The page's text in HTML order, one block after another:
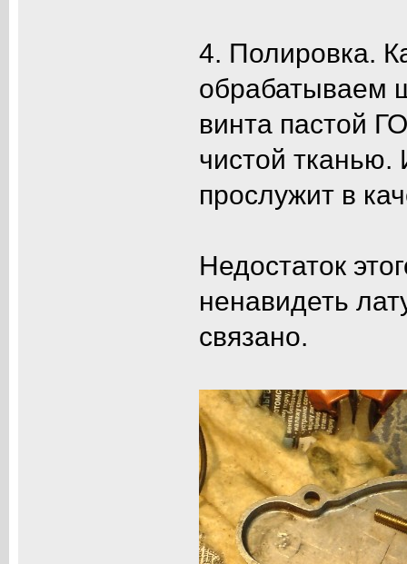
4. Полировка.
обрабатываем
винта пастой
чистой тканью.
прослужит в
Недостаток
ненавидеть
связано.